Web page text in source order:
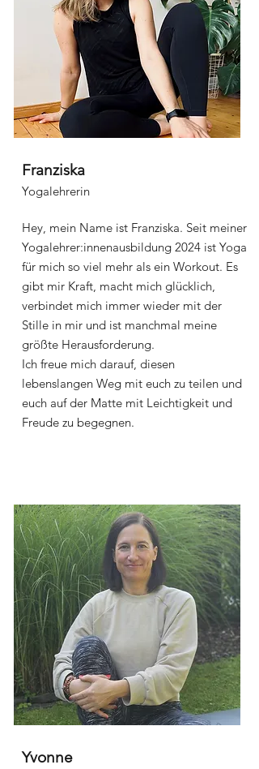
Franziska
Yogalehrerin
Hey, mein Name ist Franziska. Seit meiner
Yogalehrer:innenausbildung 2024 ist Yoga
für mich so viel mehr als ein Workout. Es
gibt mir Kraft, macht mich glücklich,
verbindet mich immer wieder mit der
Stille in mir und ist manchmal meine
größte Herausforderung.
Ich freue mich darauf, diesen
lebenslangen Weg mit euch zu teilen und
euch auf der Matte mit Leichtigkeit und
Freude zu begegnen.
Yvonne